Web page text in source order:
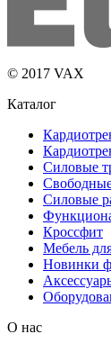
© 2017 VAX
Каталог
Силовые
Силовые
Кроссфит
Мебель
Новинки
О нас